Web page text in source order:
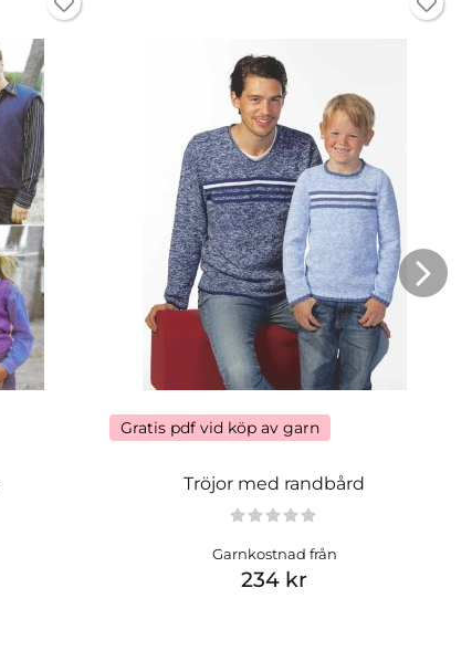
Gratis pdf vid köp av garn
Tröjor med randbård
Garnkostnad från
234 kr